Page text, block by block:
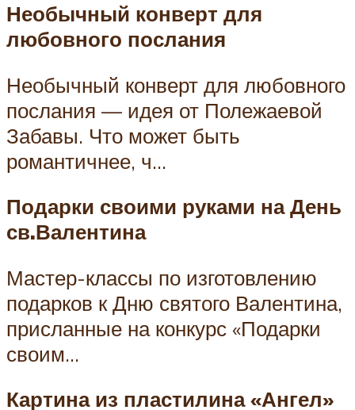
Необычный конверт для
любовного послания
Необычный конверт для любовного
послания — идея от Полежаевой
Забавы. Что может быть
романтичнее, ч…
Подарки своими руками на День
св.Валентина
Мастер-классы по изготовлению
подарков к Дню святого Валентина,
присланные на конкурс «Подарки
своим…
Картина из пластилина «Ангел»